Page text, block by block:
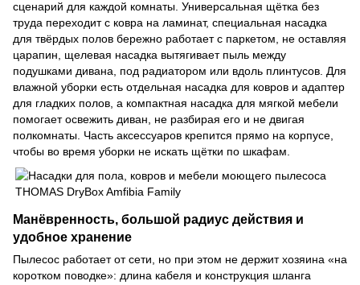
сценарий для каждой комнаты. Универсальная щётка без
труда переходит с ковра на ламинат, специальная насадка
для твёрдых полов бережно работает с паркетом, не оставляя
царапин, щелевая насадка вытягивает пыль между
подушками дивана, под радиатором или вдоль плинтусов. Для
влажной уборки есть отдельная насадка для ковров и адаптер
для гладких полов, а компактная насадка для мягкой мебели
помогает освежить диван, не разбирая его и не двигая
полкомнаты. Часть аксессуаров крепится прямо на корпусе,
чтобы во время уборки не искать щётки по шкафам.
Манёвренность, большой радиус действия и
удобное хранение
Пылесос работает от сети, но при этом не держит хозяина «на
коротком поводке»: длина кабеля и конструкция шланга